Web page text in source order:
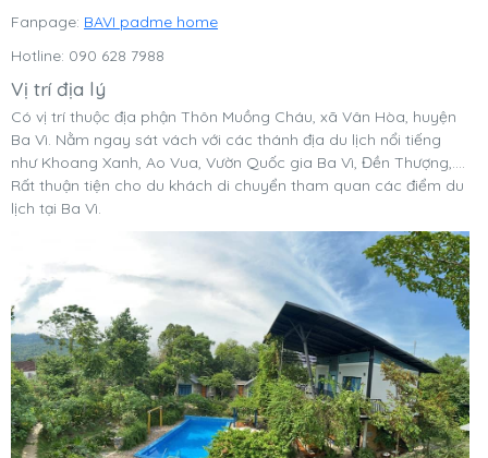
Fanpage: BAVI padme home
Hotline: 090 628 7988
Vị trí địa lý
Có vị trí thuộc địa phận Thôn Muồng Cháu, xã Vân Hòa, huyện
Ba Vì. Nằm ngay sát vách với các thánh địa du lịch nổi tiếng
như Khoang Xanh, Ao Vua, Vườn Quốc gia Ba Vì, Đền Thượng,….
Rất thuận tiện cho du khách di chuyển tham quan các điểm du
lịch tại Ba Vì.